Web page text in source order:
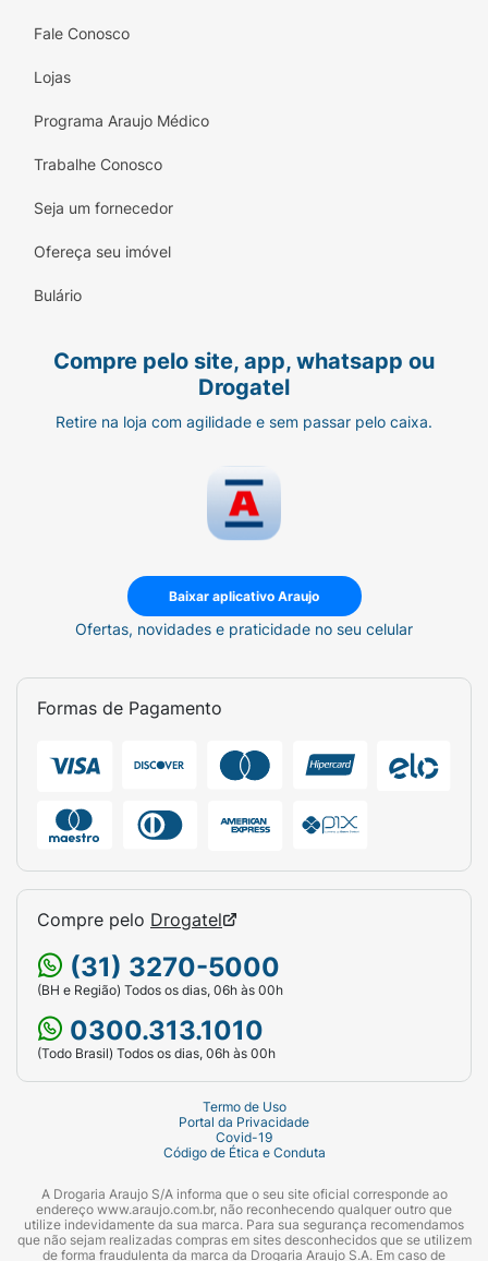
Fale Conosco
Lojas
Programa Araujo Médico
Trabalhe Conosco
Seja um fornecedor
Ofereça seu imóvel
Bulário
Compre pelo site, app, whatsapp ou
Drogatel
Retire na loja com agilidade e sem passar pelo caixa.
Baixar aplicativo Araujo
Ofertas, novidades e praticidade no seu celular
Formas de Pagamento
Compre pelo Drogatel
(31) 3270-5000
(BH e Região) Todos os dias, 06h às 00h
0300.313.1010
(Todo Brasil) Todos os dias, 06h às 00h
Termo de Uso
Portal da Privacidade
Covid-19
Código de Ética e Conduta
A Drogaria Araujo S/A informa que o seu site oficial corresponde ao
endereço www.araujo.com.br, não reconhecendo qualquer outro que
utilize indevidamente da sua marca. Para sua segurança recomendamos
que não sejam realizadas compras em sites desconhecidos que se utilizem
de forma fraudulenta da marca da Drogaria Araujo S.A. Em caso de